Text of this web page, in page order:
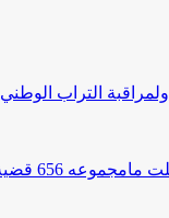
التراب الوطني